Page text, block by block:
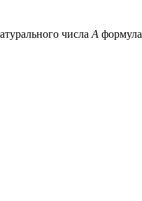
числа А формула